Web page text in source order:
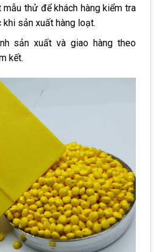
mẫu thử để khách hàng kiểm tra
sản xuất hàng loạt.
sản xuất và giao hàng theo
kết.